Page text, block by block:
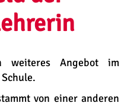
Angebot im
von einer anderen